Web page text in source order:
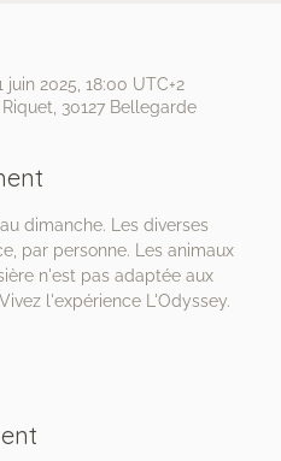
juin 2025, 18:00 UTC+2
30127 Bellegarde
dimanche. Les diverses
par personne. Les animaux
n'est pas adaptée aux
l'expérience L'Odyssey.